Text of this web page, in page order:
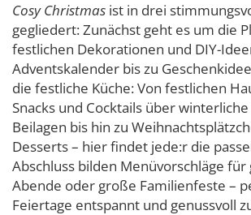
Cosy Christmas ist in drei
gegliedert: Zunächst geht es um die
festlichen Dekorationen und DIY-
Adventskalender bis zu
die festliche Küche: Von festlichen
Snacks und Cocktails über
Beilagen bis hin zu
Desserts – hier findet jede:r die
Abschluss bilden Menüvorschläge
Abende oder große Familienfeste –
Feiertage entspannt und genussvoll